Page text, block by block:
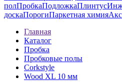
полПробкаПодложкаПлинтус
доскаПорогиПаркетная химия
Главная
Каталог
Пробка
Пробковые полы
Corkstyle
Wood XL 10 мм